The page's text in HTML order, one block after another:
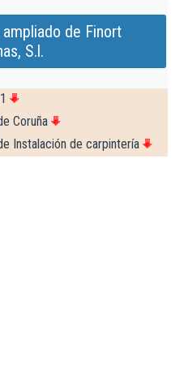
de Finort
S.l.
Coruña
Instalación de carpintería